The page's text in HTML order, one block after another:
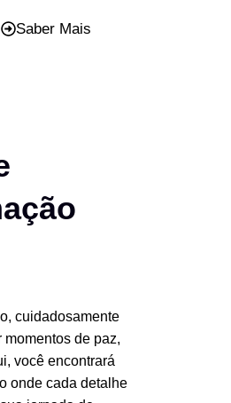
Saber Mais
cuidadosamente
de paz,
você encontrará
onde cada detalhe